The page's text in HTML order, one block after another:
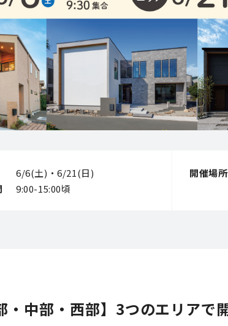
6/6(土)・6/21(日)
9:00-15:00頃
開催場所
・中部・西部】3つのエリアで